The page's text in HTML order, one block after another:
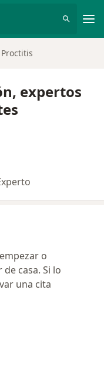
Proctitis
expertos
o
casa. Si lo
una cita